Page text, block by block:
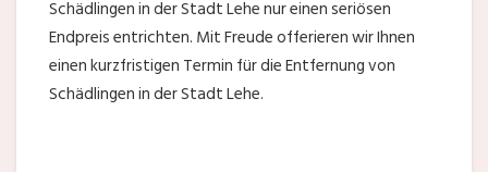
Schädlingen in der Stadt Lehe nur einen seriösen
Endpreis entrichten. Mit Freude offerieren wir Ihnen
einen kurzfristigen Termin für die Entfernung von
Schädlingen in der Stadt Lehe.